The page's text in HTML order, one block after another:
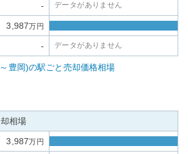
- データがありません
3,987万円
- データがありません
豊岡)の駅ごと売却価格相場
相場
3,987万円